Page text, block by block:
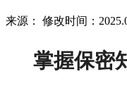
来源： 修改时间：
掌握保密